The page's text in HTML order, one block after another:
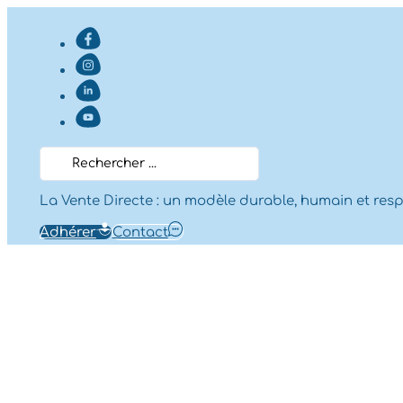
Search
La Vente Directe : un modèle durable, humain et
Adhérer Contact